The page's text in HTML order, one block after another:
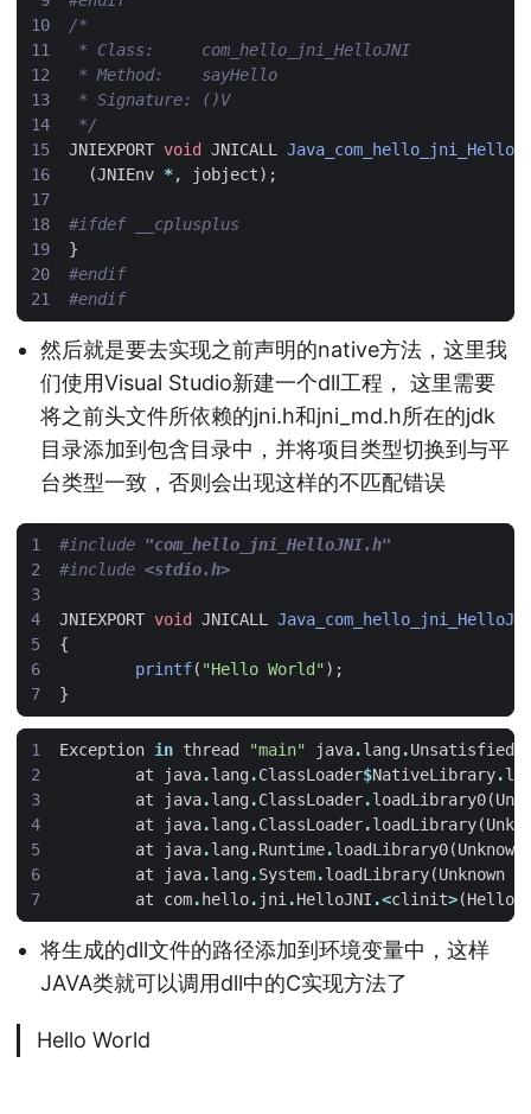
*/
JNIEXPORT void JNICALL
(JNIEnv *, jobject);
}
#endif
然后就是要去实现之前声明的native方法，这里我
们使用Visual Studio新建一个dll工程， 这里需要
将之前头文件所依赖的jni.h和jni_md.h所在的jdk
目录添加到包含目录中，并将项目类型切换到与平
台类型一致，否则会出现这样的不匹配错误
#include "com_hello_jni_HelloJNI.h"
#include <stdio.h>
JNIEXPORT void JNICALL
{
printf( "Hello World");
}
Exception in thread "main" java.lang .
at
java.lang .ClassLoader$NativeLibrary.
at
java.lang .ClassLoader.loadLibrary0(
at
java.lang .ClassLoader.loadLibrary(
at
java.lang .Runtime.loadLibrary0(Unknown
at
java.lang .System.loadLibrary(Unknown
at
com. hello. jni.HelloJNI .<clinit>(
将生成的dll文件的路径添加到环境变量中，这样
JAVA类就可以调用dll中的C实现方法了
Hello World